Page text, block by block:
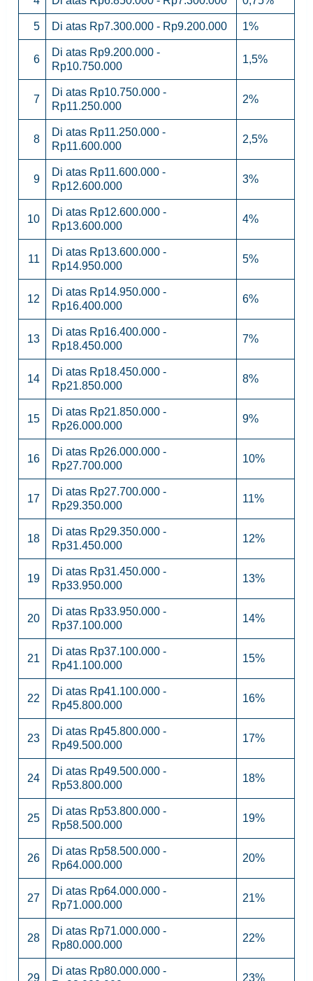
5 Di atas Rp7.300.000 - Rp9.200.000 1%
6
Di atas Rp9.200.000 -
Rp10.750.000
1,5%
7
Di atas Rp10.750.000 -
Rp11.250.000
2%
8
Di atas Rp11.250.000 -
Rp11.600.000
2,5%
9
Di atas Rp11.600.000 -
Rp12.600.000
3%
10
Di atas Rp12.600.000 -
Rp13.600.000
4%
11
Di atas Rp13.600.000 -
Rp14.950.000
5%
12
Di atas Rp14.950.000 -
Rp16.400.000
6%
13
Di atas Rp16.400.000 -
Rp18.450.000
7%
14
Di atas Rp18.450.000 -
Rp21.850.000
8%
15
Di atas Rp21.850.000 -
Rp26.000.000
9%
16
Di atas Rp26.000.000 -
Rp27.700.000
10%
17
Di atas Rp27.700.000 -
Rp29.350.000
11%
18
Di atas Rp29.350.000 -
Rp31.450.000
12%
19
Di atas Rp31.450.000 -
Rp33.950.000
13%
20
Di atas Rp33.950.000 -
Rp37.100.000
14%
21
Di atas Rp37.100.000 -
Rp41.100.000
15%
22
Di atas Rp41.100.000 -
Rp45.800.000
16%
23
Di atas Rp45.800.000 -
Rp49.500.000
17%
24
Di atas Rp49.500.000 -
Rp53.800.000
18%
25
Di atas Rp53.800.000 -
Rp58.500.000
19%
26
Di atas Rp58.500.000 -
Rp64.000.000
20%
27
Di atas Rp64.000.000 -
Rp71.000.000
21%
28
Di atas Rp71.000.000 -
Rp80.000.000
22%
29
Di atas Rp80.000.000 -
23%